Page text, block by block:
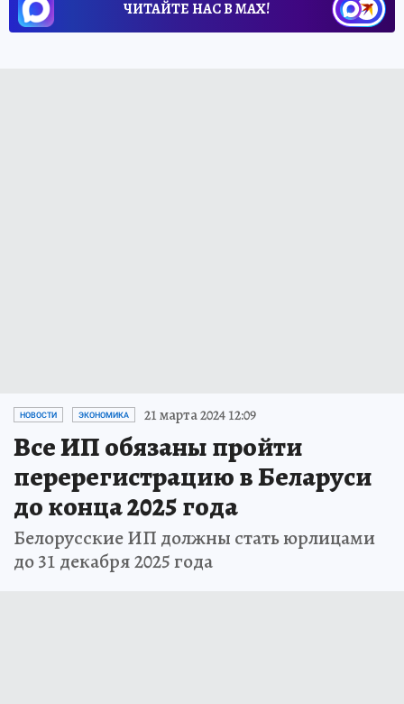
ЧИТАЙТЕ НАС В МАХ!
НОВОСТИ ЭКОНОМИКА 21 марта 2024 12:09
Все ИП обязаны пройти
перерегистрацию в Беларуси
до конца 2025 года
Белорусские ИП должны стать юрлицами
до 31 декабря 2025 года